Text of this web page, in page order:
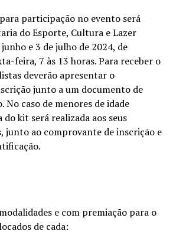
participação no evento será
do Esporte, Cultura e Lazer
e 3 de julho de 2024, de
feira, 7 às 13 horas. Para receber o
deverão apresentar o
junto a um documento de
caso de menores de idade
kit será realizada aos seus
junto ao comprovante de inscrição e
e com premiação para o
de cada: